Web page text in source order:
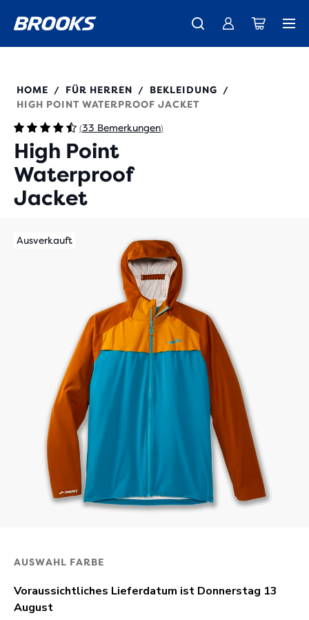
Kostenloser Versand für alle Bestellungen über € 100
Der brandneue Ghost Amp ist da - Shop Damen Herren
Wir präsentieren die neue Cascadia Kollektion - Jetzt kaufen
211448
HOME / FÜR HERREN / BEKLEIDUNG
/
HIGH POINT WATERPROOF JACKET
(33 Bemerkungen)
High Point
Waterproof
Jacket
Ausverkauft
AUSWAHL FARBE